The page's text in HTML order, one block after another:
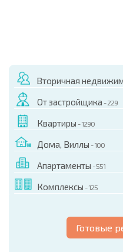
Вторичная
От застройщика - 229
Квартиры - 1290
Дома, Виллы - 100
Апартаменты - 551
Комплексы - 125
Готовые